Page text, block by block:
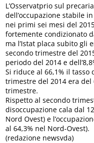
L’Osservatprio sul
dell’occupazione stabile
nei primi sei mesi del
fortemente condizionato
ma l’Istat placa subito gli
secondo trimestre del
periodo del 2014 e
Si riduce al 66,1% il tasso
trimestre del 2014 era del
trimestre.
Rispetto al secondo
disoccupazione cala dal
Nord Ovest) e
al 64,3% nel Nord-Ovest).
(redazione newsvda)